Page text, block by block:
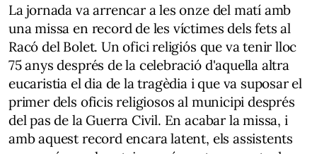
La jornada va arrencar a les onze del matí amb
una missa en record de les víctimes dels fets al
Racó del Bolet. Un ofici religiós que va tenir lloc
75 anys després de la celebració d'aquella altra
eucaristia el dia de la tragèdia i que va suposar el
primer dels oficis religiosos al municipi després
del pas de la Guerra Civil. En acabar la missa, i
amb aquest record encara latent, els assistents